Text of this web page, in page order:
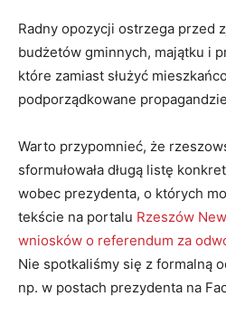
Radny opozycji ostrzega przed
budżetów gminnych, majątku i
które zamiast służyć
podporządkowane
Warto przypomnieć, że
sformułowała długą listę
wobec prezydenta, o których
tekście na portalu Rzeszów
wniosków o referendum za
Nie spotkaliśmy się z formalną
np. w postach prezydenta na